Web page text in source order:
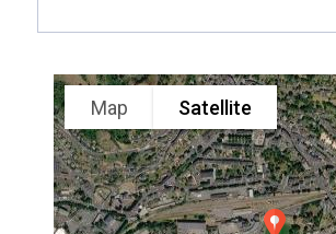
Map Satellite